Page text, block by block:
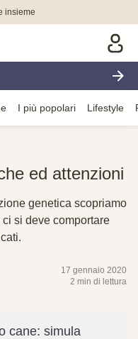
insieme
I più popolari Lifestyle
ed attenzioni
genetica scopriamo
si deve comportare
17 gennaio 2020
2 min di lettura
cane: simula